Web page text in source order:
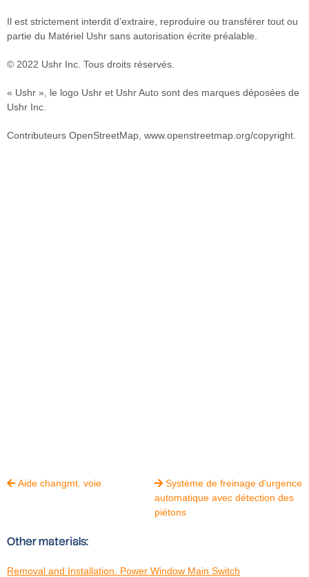
Il est strictement interdit d’extraire, reproduire ou transférer tout ou
partie du Matériel Ushr sans autorisation écrite préalable.
© 2022 Ushr Inc. Tous droits réservés.
« Ushr », le logo Ushr et Ushr Auto sont des marques déposées de
Ushr Inc.
Contributeurs OpenStreetMap, www.openstreetmap.org/copyright.
Aide changmt. voie  Système de freinage d'urgence
automatique avec détection des
piétons
Other materials:
Removal and Installation. Power Window Main Switch